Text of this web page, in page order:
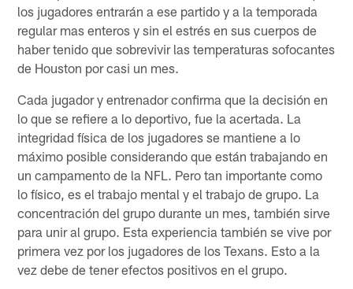
los jugadores entrarán a ese partido y a la temporada
regular mas enteros y sin el estrés en sus cuerpos de
haber tenido que sobrevivir las temperaturas sofocantes
de Houston por casi un mes.
Cada jugador y entrenador confirma que la decisión en
lo que se refiere a lo deportivo, fue la acertada. La
integridad física de los jugadores se mantiene a lo
máximo posible considerando que están trabajando en
un campamento de la NFL. Pero tan importante como
lo físico, es el trabajo mental y el trabajo de grupo. La
concentración del grupo durante un mes, también sirve
para unir al grupo. Esta experiencia también se vive por
primera vez por los jugadores de los Texans. Esto a la
vez debe de tener efectos positivos en el grupo.